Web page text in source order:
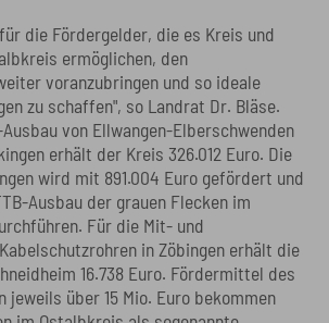
die Fördergelder, die es Kreis und
ermöglichen, den
voranzubringen und so ideale
zu schaffen", so Landrat Dr. Bläse.
von Ellwangen-Elberschwenden
erhält der Kreis 326.012 Euro. Die
wird mit 891.004 Euro gefördert und
Ausbau der grauen Flecken im
Für die Mit- und
in Zöbingen erhält die
16.738 Euro. Fördermittel des
jeweils über 15 Mio. Euro bekommen